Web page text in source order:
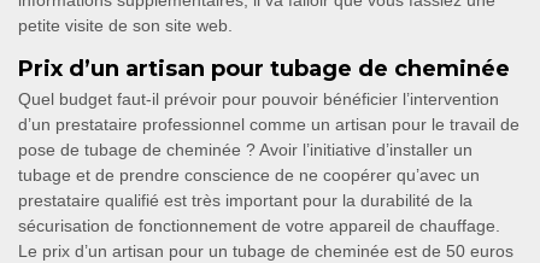
petite visite de son site web.
Prix d’un artisan pour tubage de cheminée
Quel budget faut-il prévoir pour pouvoir bénéficier l’intervention
d’un prestataire professionnel comme un artisan pour le travail de
pose de tubage de cheminée ? Avoir l’initiative d’installer un
tubage et de prendre conscience de ne coopérer qu’avec un
prestataire qualifié est très important pour la durabilité de la
sécurisation de fonctionnement de votre appareil de chauffage.
Le prix d’un artisan pour un tubage de cheminée est de 50 euros